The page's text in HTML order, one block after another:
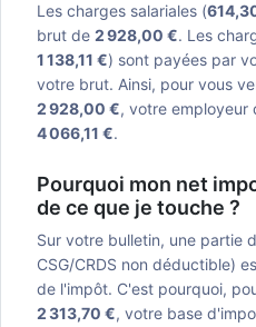
Les charges salariales (
brut de 2 928,00 €. Les
1 138,11 €) sont payées par
votre brut. Ainsi, pour vous
2 928,00 €, votre employeur
4 066,11 €.
Pourquoi mon net
de ce que je touche ?
Sur votre bulletin, une partie
CSG/CRDS non déductible)
de l'impôt. C'est pourquoi,
2 313,70 €, votre base